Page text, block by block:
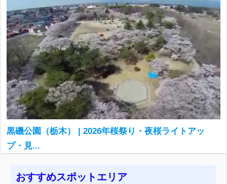
黒磯公園（栃木） | 2026年桜祭り・夜桜ライトアッ
プ・見...
おすすめスポットエリア